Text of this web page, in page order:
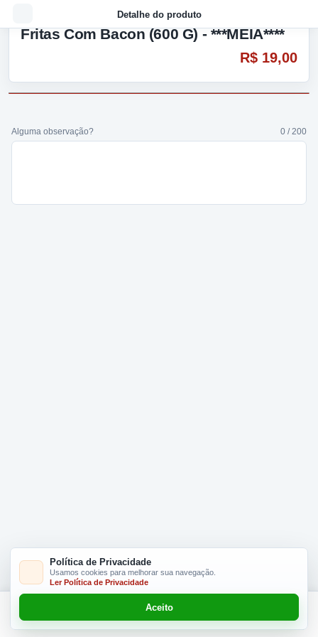
Detalhe do produto
Fritas Com Bacon (600 G) - ***MEIA****
R$ 19,00
Adicionar R$ 19.00
Alguma observação? 0 / 200
Política de Privacidade
Usamos cookies para melhorar sua navegação.
Ler Política de Privacidade
Aceito